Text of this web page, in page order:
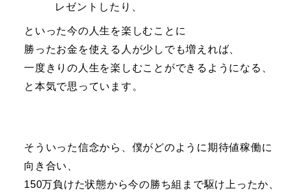
レゼントしたり、
といった今の人生を楽しむことに
勝ったお金を使える人が少しでも増えれば、
一度きりの人生を楽しむことができるようになる、
と本気で思っています。
そういった信念から、僕がどのように期待値稼働に
向き合い、
150万負けた状態から今の勝ち組まで駆け上ったか、